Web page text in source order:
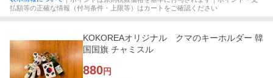
払額等の正確な情報（付与条件・上限等）はカートをご確認ください
KOKOREAオリジナル クマのキーホルダー 韓
国国旗 チャミスル
880円